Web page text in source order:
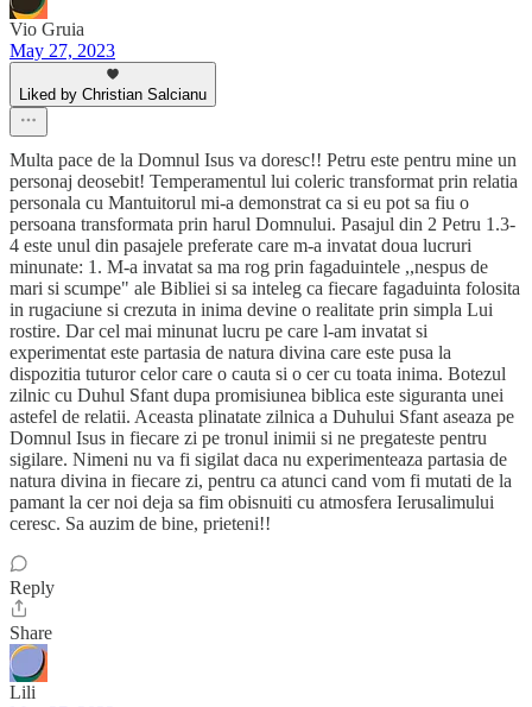
Vio Gruia
May 27, 2023
Liked by Christian Salcianu
Multa pace de la Domnul Isus va doresc!! Petru este pentru mine un
personaj deosebit! Temperamentul lui coleric transformat prin relatia
personala cu Mantuitorul mi-a demonstrat ca si eu pot sa fiu o
persoana transformata prin harul Domnului. Pasajul din 2 Petru 1.3-
4 este unul din pasajele preferate care m-a invatat doua lucruri
minunate: 1. M-a invatat sa ma rog prin fagaduintele ,,nespus de
mari si scumpe" ale Bibliei si sa inteleg ca fiecare fagaduinta folosita
in rugaciune si crezuta in inima devine o realitate prin simpla Lui
rostire. Dar cel mai minunat lucru pe care l-am invatat si
experimentat este partasia de natura divina care este pusa la
dispozitia tuturor celor care o cauta si o cer cu toata inima. Botezul
zilnic cu Duhul Sfant dupa promisiunea biblica este siguranta unei
astefel de relatii. Aceasta plinatate zilnica a Duhului Sfant aseaza pe
Domnul Isus in fiecare zi pe tronul inimii si ne pregateste pentru
sigilare. Nimeni nu va fi sigilat daca nu experimenteaza partasia de
natura divina in fiecare zi, pentru ca atunci cand vom fi mutati de la
pamant la cer noi deja sa fim obisnuiti cu atmosfera Ierusalimului
ceresc. Sa auzim de bine, prieteni!!
Reply
Share
Lili